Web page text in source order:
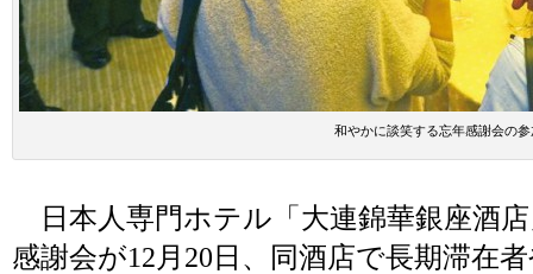
和やかに談笑する忘年感謝会の
日本人専門ホテル「大連錦華銀座酒
感謝会が12月20日、同酒店で長期滞在